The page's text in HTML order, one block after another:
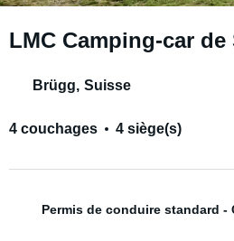
LMC Camping-car de
Brügg, Suisse
4 couchages 4 siège(s)
Permis de conduire standard -